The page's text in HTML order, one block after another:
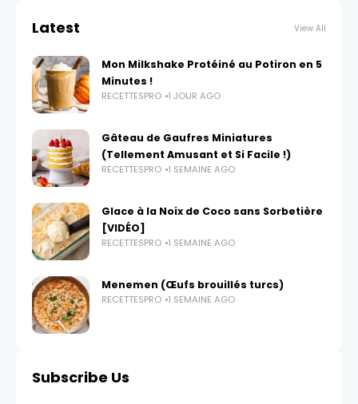
Latest View All
Mon Milkshake Protéiné au Potiron en 5
Minutes !
RECETTESPRO 1 JOUR AGO
Gâteau de Gaufres Miniatures
(Tellement Amusant et Si Facile !)
RECETTESPRO 1 SEMAINE AGO
Glace à la Noix de Coco sans Sorbetière
[VIDÉO]
RECETTESPRO 1 SEMAINE AGO
Menemen (Œufs brouillés turcs)
RECETTESPRO 1 SEMAINE AGO
Subscribe Us